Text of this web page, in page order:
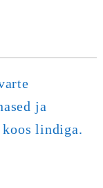
ja
lindiga.